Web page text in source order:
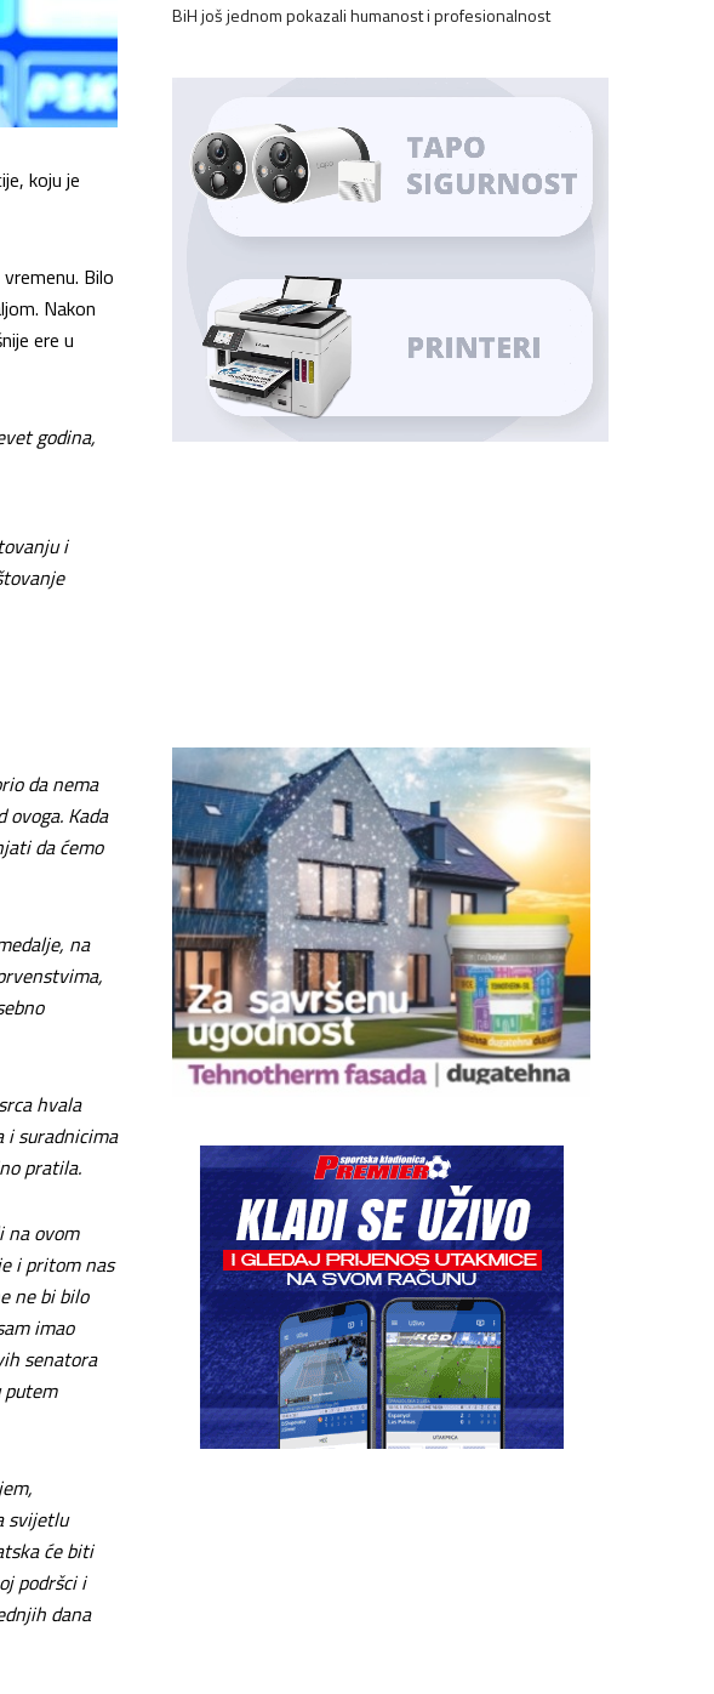
koju je
Bilo
Nakon
ere u
godina,
i
da nema
Kada
da ćemo
na
hvala
i suradnicima
pratila.
na ovom
i pritom nas
ne bi bilo
imao
senatora
putem
svijetlu
će biti
podršci i
dana
BiH još jednom pokazali humanost i profesionalnost